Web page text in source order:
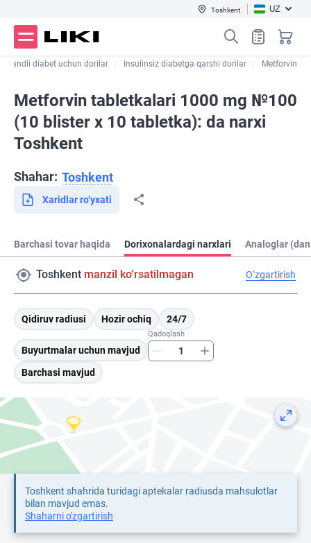
Toshkent UZ
Qandli diabet uchun dorilar Insulinsiz diabetga qarshi dorilar Metforvin
Metforvin tabletkalari 1000 mg №100
(10 blister х 10 tabletka): da narxi
Toshkent
Shahar: Toshkent
Xaridlar ro‘yxati
Barchasi tovar haqida Dorixonalardagi narxlari Analoglar
Toshkent manzil ko‘rsatilmagan O‘zgartirish
Qidiruv radiusi Hozir ochiq 24/7
Buyurtmalar uchun mavjud
Qadoqlash
Barchasi mavjud
Toshkent shahrida turidagi aptekalar radiusda mahsulotlar
bilan mavjud emas.
Shaharni o'zgartirish